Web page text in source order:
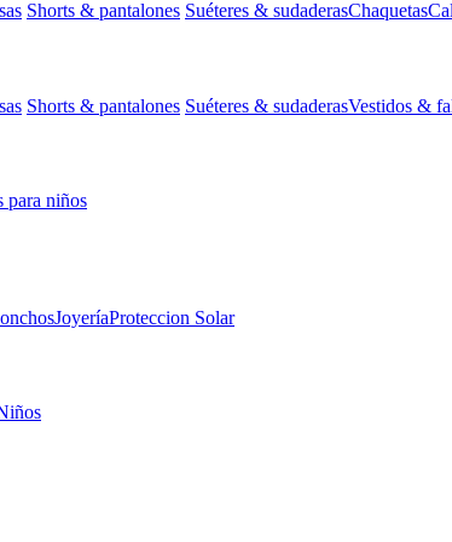
Shorts & pantalones Suéteres & sudaderasChaquetas
Shorts & pantalones Suéteres & sudaderasVestidos &
para niños
JoyeríaProteccion Solar